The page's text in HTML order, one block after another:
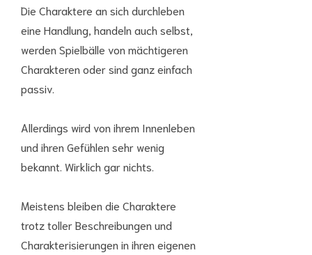
Die Charaktere an sich durchleben
eine Handlung, handeln auch selbst,
werden Spielbälle von mächtigeren
Charakteren oder sind ganz einfach
passiv.
Allerdings wird von ihrem Innenleben
und ihren Gefühlen sehr wenig
bekannt. Wirklich gar nichts.
Meistens bleiben die Charaktere
trotz toller Beschreibungen und
Charakterisierungen in ihren eigenen